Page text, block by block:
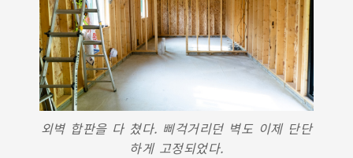
외벽 합판을 다 쳤다. 삐걱거리던 벽도 이제 단단
하게 고정되었다.